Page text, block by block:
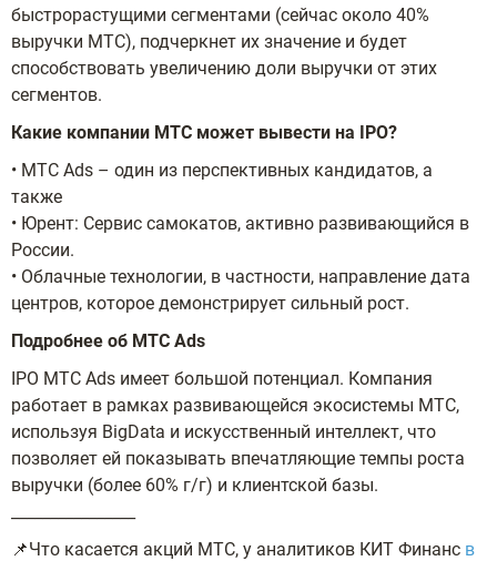
быстрорастущими сегментами (сейчас около 40%
выручки МТС), подчеркнет их значение и будет
способствовать увеличению доли выручки от этих
сегментов.
Какие компании МТС может вывести на IPO?
• МТС Ads – один из перспективных кандидатов, а
также
• Юрент: Сервис самокатов, активно развивающийся в
России.
• Облачные технологии, в частности, направление дата
центров, которое демонстрирует сильный рост.
Подробнее об МТС Ads
IPO МТС Ads имеет большой потенциал. Компания
работает в рамках развивающейся экосистемы МТС,
используя BigData и искусственный интеллект, что
позволяет ей показывать впечатляющие темпы роста
выручки (более 60% г/г) и клиентской базы.
📌Что касается акций МТС, у аналитиков КИТ Финанс в